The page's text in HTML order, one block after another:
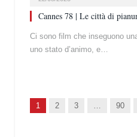
Cannes 78 | Le città di
Ci sono film che inseguono
uno stato d’animo, e…
1 2 3 … 90